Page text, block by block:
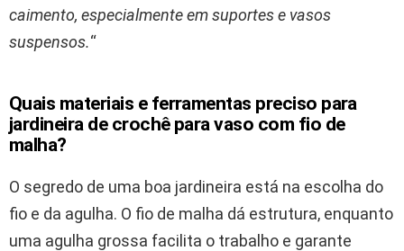
caimento, especialmente em suportes e vasos
suspensos.“
Quais materiais e ferramentas preciso para
jardineira de crochê para vaso com fio de
malha?
O segredo de uma boa jardineira está na escolha do
fio e da agulha. O fio de malha dá estrutura, enquanto
uma agulha grossa facilita o trabalho e garante